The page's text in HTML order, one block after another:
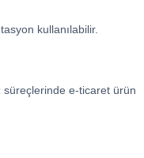
kullanılabilir.
e-ticaret ürün